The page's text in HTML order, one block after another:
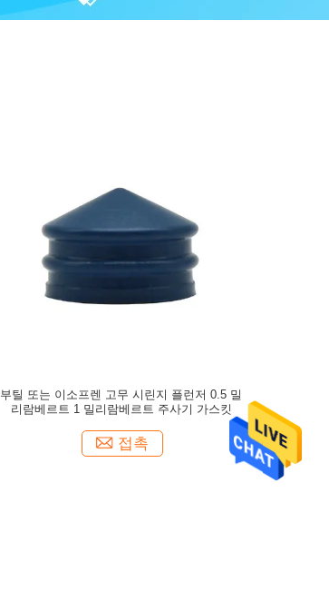
부틸 또는 이소프렌 고무 시린지 플런저 0.5 밀
리람베르트 1 밀리람베르트 주사기 가스킷
접촉